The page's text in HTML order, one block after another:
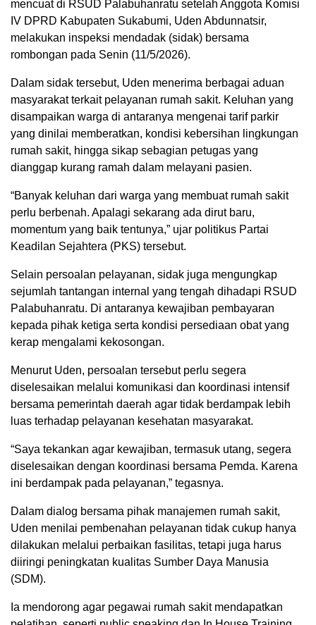
mencuat di RSUD Palabuhanratu setelah Anggota Komisi
IV DPRD Kabupaten Sukabumi, Uden Abdunnatsir,
melakukan inspeksi mendadak (sidak) bersama
rombongan pada Senin (11/5/2026).
Dalam sidak tersebut, Uden menerima berbagai aduan
masyarakat terkait pelayanan rumah sakit. Keluhan yang
disampaikan warga di antaranya mengenai tarif parkir
yang dinilai memberatkan, kondisi kebersihan lingkungan
rumah sakit, hingga sikap sebagian petugas yang
dianggap kurang ramah dalam melayani pasien.
“Banyak keluhan dari warga yang membuat rumah sakit
perlu berbenah. Apalagi sekarang ada dirut baru,
momentum yang baik tentunya,” ujar politikus Partai
Keadilan Sejahtera (PKS) tersebut.
Selain persoalan pelayanan, sidak juga mengungkap
sejumlah tantangan internal yang tengah dihadapi RSUD
Palabuhanratu. Di antaranya kewajiban pembayaran
kepada pihak ketiga serta kondisi persediaan obat yang
kerap mengalami kekosongan.
Menurut Uden, persoalan tersebut perlu segera
diselesaikan melalui komunikasi dan koordinasi intensif
bersama pemerintah daerah agar tidak berdampak lebih
luas terhadap pelayanan kesehatan masyarakat.
“Saya tekankan agar kewajiban, termasuk utang, segera
diselesaikan dengan koordinasi bersama Pemda. Karena
ini berdampak pada pelayanan,” tegasnya.
Dalam dialog bersama pihak manajemen rumah sakit,
Uden menilai pembenahan pelayanan tidak cukup hanya
dilakukan melalui perbaikan fasilitas, tetapi juga harus
diiringi peningkatan kualitas Sumber Daya Manusia
(SDM).
Ia mendorong agar pegawai rumah sakit mendapatkan